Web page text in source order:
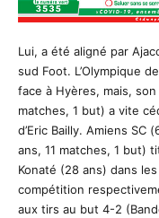
Lui, a été aligné par
sud Foot. L’Olympique
face à Hyères, mais,
matches, 1 but) a vite
d’Eric Bailly. Amiens SC
ans, 11 matches, 1 but)
Konaté (28 ans) dans
compétition
aux tirs au but 4-2